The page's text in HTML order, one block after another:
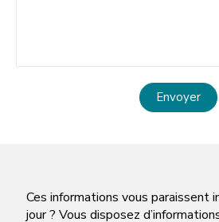
Envoyer
Ces informations vous paraissent
jour ? Vous disposez